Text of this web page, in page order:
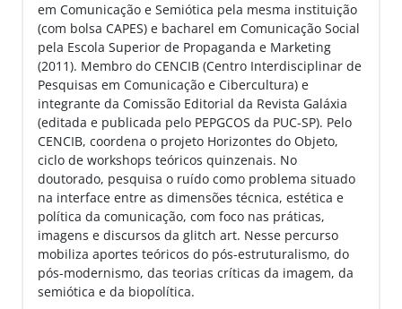
em Comunicação e Semiótica pela mesma instituição
(com bolsa CAPES) e bacharel em Comunicação Social
pela Escola Superior de Propaganda e Marketing
(2011). Membro do CENCIB (Centro Interdisciplinar de
Pesquisas em Comunicação e Cibercultura) e
integrante da Comissão Editorial da Revista Galáxia
(editada e publicada pelo PEPGCOS da PUC-SP). Pelo
CENCIB, coordena o projeto Horizontes do Objeto,
ciclo de workshops teóricos quinzenais. No
doutorado, pesquisa o ruído como problema situado
na interface entre as dimensões técnica, estética e
política da comunicação, com foco nas práticas,
imagens e discursos da glitch art. Nesse percurso
mobiliza aportes teóricos do pós-estruturalismo, do
pós-modernismo, das teorias críticas da imagem, da
semiótica e da biopolítica.